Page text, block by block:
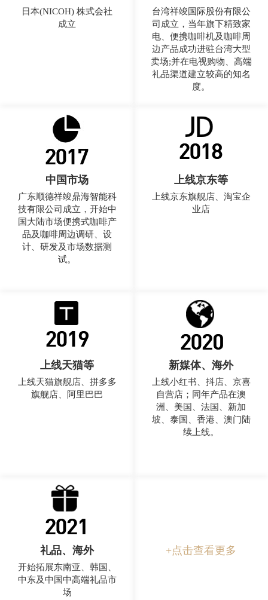
日本(NICOH) 株式会社
成立
台湾祥竣国际股份有限公
司成立，当年旗下精致家
电、便携咖啡机及咖啡周
边产品成功进驻台湾大型
卖场;并在电视购物、高端
礼品渠道建立较高的知名
度。
中国市场
广东顺德祥竣鼎海智能科
技有限公司成立，开始中
国大陆市场便携式咖啡产
品及咖啡周边调研、设
计、研发及市场数据测
试。
上线京东等
上线京东旗舰店、淘宝企
业店
上线天猫等
上线天猫旗舰店、拼多多
旗舰店、阿里巴巴
新媒体、海外
上线小红书、抖店、京喜
自营店；同年产品在澳
洲、美国、法国、新加
坡、泰国、香港、澳门陆
续上线。
礼品、海外
开始拓展东南亚、韩国、
中东及中国中高端礼品市
场
+点击查看更多